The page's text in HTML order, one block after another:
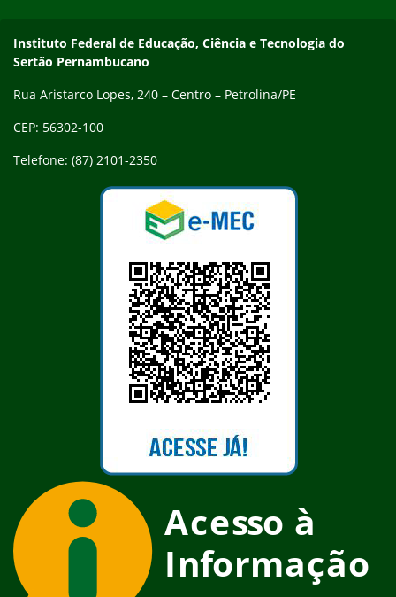
Endereço
Instituto Federal de Educação, Ciência e Tecnologia do
Sertão Pernambucano
Rua Aristarco Lopes, 240 – Centro – Petrolina/PE
CEP: 56302-100
Telefone: (87) 2101-2350